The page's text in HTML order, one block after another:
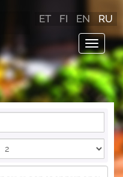
Toggle
ET FI EN RU